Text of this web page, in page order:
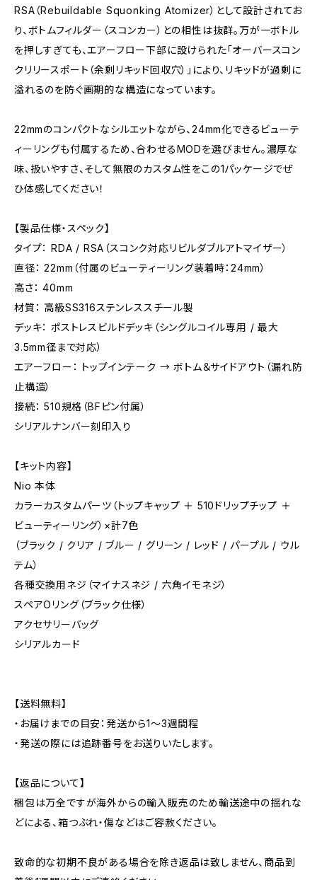
RSA（Rebuildable Squonking Atomizer）として設計されてお
り、ボトムフィルダー（スコンカー）との相性は抜群。万が一ボトル
を押しすぎても、エアーフロー下部に設けられた「オーバースコン
クリリースポート（余剰リキッド回収穴）」により、リキッドが過剰に
溢れるのを防ぐ画期的な構造になっています。
22mmのコンパクトなシルエットながら、24mm化できるビューテ
ィーリングも付属するため、合わせるMODを選びません。濃厚な
味、扱いやすさ、そして無限のカスタム性をこの1パッケージでぜ
ひ体感してください！
【製品仕様・スペック】
タイプ： RDA / RSA（スコンク対応リビルダブルアトマイザー）
直径： 22mm（付属のビューティーリング装着時：24mm）
高さ： 40mm
材質： 高級SS316ステンレススチール製
デッキ： ポストレスビルドデッキ（シングルコイル専用 / 最大
3.5mm径まで対応）
エアーフロー： トップインテーク → ボトム＆サイドアウト（漏れ防
止構造）
接続： 510規格（BFピン付属）
シリアルナンバー刻印入り
【キット内容】
Nio 本体
カラーカスタムパーツ（トップキャップ ＋ 510ドリップチップ ＋
ビューティーリング）×計7色
（ブラック / クリア / ブルー / グリーン / レッド / パープル / ウル
テム）
各種交換用ネジ（マイナスネジ / 六角イモネジ）
スペアOリング（ブラック仕様）
アクセサリーバッグ
シリアルカード
【送料無料】
・お届けまでの目安：発送から1～3週間程
・発送の際には追跡番号をお送りいたします。
【返品について】
梱包は万全ですが海外からの輸入販売のため輸送途中の揺れな
どによる、箱つぶれ・傷などはご容赦ください。
致命的な初期不良がある場合を除き返品は致しません、商品到